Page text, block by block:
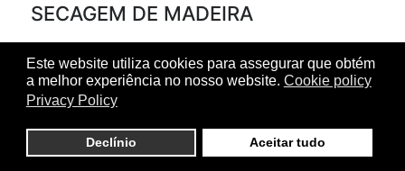
Este website utiliza cookies para assegurar que obtém
a melhor experiência no nosso website. Cookie policy
Privacy Policy
Declínio Aceitar tudo
SECAGEM DE MADEIRA
dezembro 2008
Introdução da política ambiental da MAHILD
para melhorar significativamente o desempenho
ambiental, com alta produtividade consistente